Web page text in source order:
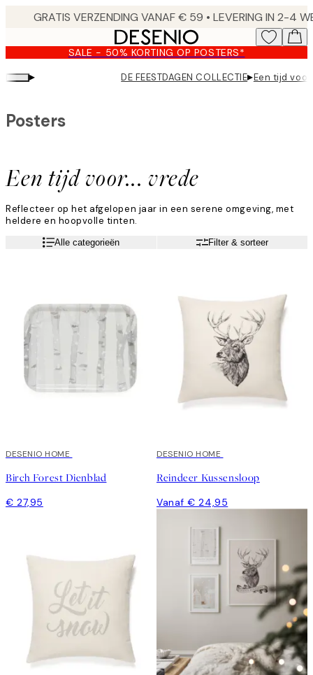
content.
SALE - 50% KORTING OP POSTERS*
▸ DE FEESTDAGEN COLLECTIE▸Een tijd
Een tijd voor... vrede
Posters
Reflecteer op het afgelopen jaar in een serene omgeving, met
heldere en hoopvolle tinten.
Lees meerAlle categorieën Filter & sorteer
DESENIO HOME
Birch Forest Dienblad
€ 27,95
DESENIO HOME
Reindeer Kussensloop
Vanaf € 24,95